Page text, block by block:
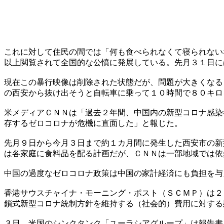
これに対して住民の間では「何も食べられなくて寝られな
以上閲覧されて全国的な公憤に発展している。先月３１日
現在この暴行映像は削除された状態だが、問題が大きくな
の西安から抜け出そうと自転車に乗って１０時間で８０キ
米メディアＣＮＮは「過去２年間、中国内の新型コロナ感
存するゼロコロナが危機に直面した」と報じた。
先月９日から今月３日まで約１カ月間に発生した西安市の
は各家庭に食料品を配る計画だが、ＣＮＮは一部地域では
中国の過度なゼロコロナ政策は中国の家計経済にも負担を与
香港サウスチャイナ・モーニング・ポスト（ＳＣＭＰ）は
鎖式新型コロナ統制方針を維持する（社会的）費用に対す